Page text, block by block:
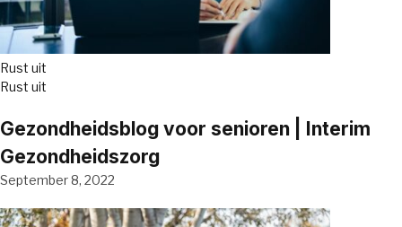
Rust uit
Rust uit
Gezondheidsblog voor senioren | Interim
Gezondheidszorg
September 8, 2022